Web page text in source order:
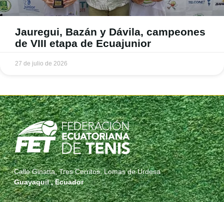
Jauregui, Bazán y Dávila, campeones
de VIII etapa de Ecuajunior
27 de julio de 2026
Calle Ginatta, Tres Cerritos, Lomas de Urdesa
Guayaquil , Ecuador